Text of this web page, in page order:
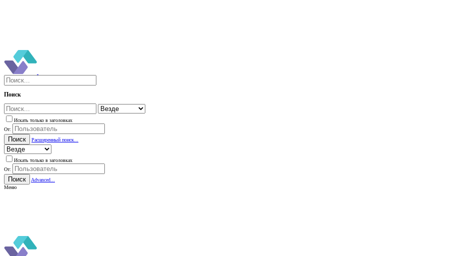
Поиск
Искать только в заголовках
От:
Поиск Расширенный поиск...
Искать только в заголовках
От:
Поиск
Advanced...
Меню